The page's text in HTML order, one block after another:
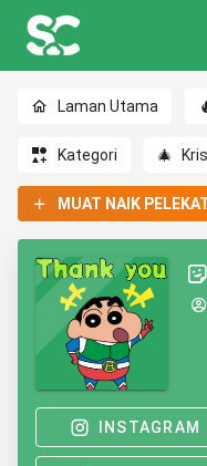
Laman Utama
Kategori 🎄
MUAT NAIK
INSTAGRAM